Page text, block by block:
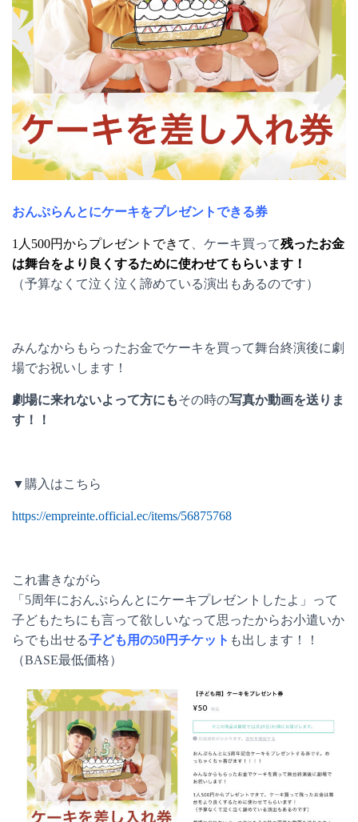
おんぷらんとにケーキをプレゼントできる券
1人500円からプレゼントできて 、ケーキ買って残ったお金
は舞台をより良くするために使わせてもらいます！
（予算なくて泣く泣く諦めている演出もあるのです）
みんなからもらったお金でケーキを買って舞台終演後に劇
場でお祝いします！
劇場に来れないよって方にもその時の写真か動画を送りま
す！！
▼購入はこちら
https://empreinte.official.ec/items/56875768
これ書きながら
「5周年におんぷらんとにケーキプレゼントしたよ」って
子どもたちにも言って欲しいなって思ったからお小遣いか
らでも出せる子ども用の50円チケット も出します！！
（BASE最低価格）